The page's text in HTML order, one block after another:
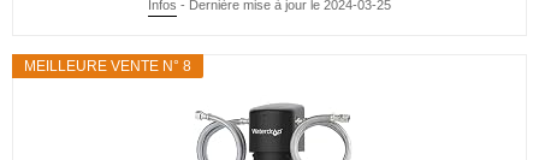
Infos - Dernière mise à jour le 2024-03-25
MEILLEURE VENTE N° 8